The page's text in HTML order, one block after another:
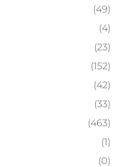
(49)
(4)
(23)
(152)
(42)
(33)
(463)
(1)
(0)